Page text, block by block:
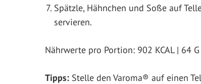
Spätzle, Hähnchen und Soße auf
servieren.
Nährwerte pro Portion: 902 KCAL | 64
Tipps: Stelle den Varoma® auf einen